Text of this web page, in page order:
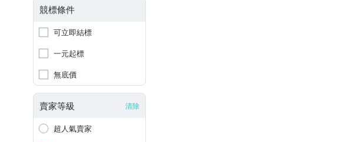
競標條件
可立即結標
一元起標
無底價
賣家等級 清除
超人氣賣家